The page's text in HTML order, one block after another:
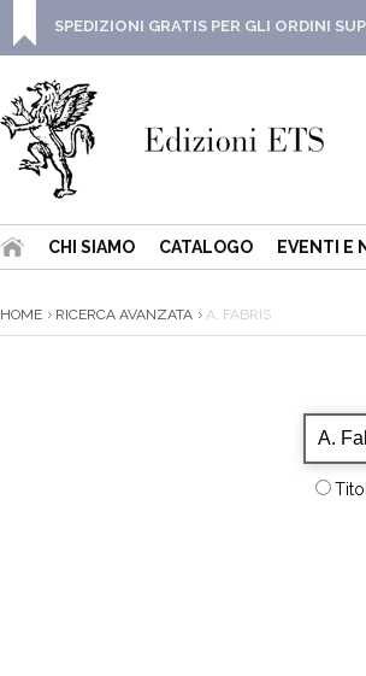
SPEDIZIONI GRATIS PER GLI ORDINI
CHI SIAMO CATALOGO EVENTI E
HOME RICERCA AVANZATA A. FABRIS